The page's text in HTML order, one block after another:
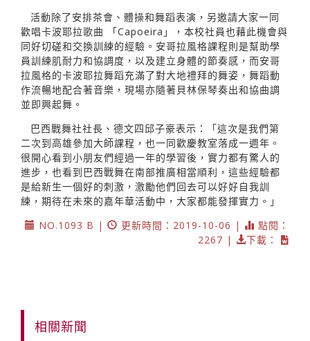
活動除了安排茶會、體操和舞蹈表演，另邀請大家一同
歡唱卡波耶拉歌曲 「Capoeira」，本校社員也藉此機會與
同好切磋和交換訓練的經驗。安哥拉風格課程則是幫助學
員訓練肌耐力和協調度，以及建立身體的節奏感，而安哥
拉風格的卡波耶拉舞蹈充滿了對大地禮拜的舞姿，舞蹈動
作流暢地配合著音樂，現場亦隨著貝林保琴奏出和協曲調
並即興起舞。
巴西戰舞社社長、德文四邱子豪表示：「這次是我們第
二次到高雄參加大師課程，也一同歡慶教室落成一週年。
很開心看到小朋友們經過一年的學習後，實力都有驚人的
進步，也看到巴西戰舞在南部推廣相當順利，這些經驗都
是給新生一個好的刺激，激勵他們回去可以好好自我訓
練，期待在未來的嘉年華活動中，大家都能發揮實力。」
NO.1093 B |
更新時間：2019-10-06 |
點閱：
2267 |
下載：
相關新聞